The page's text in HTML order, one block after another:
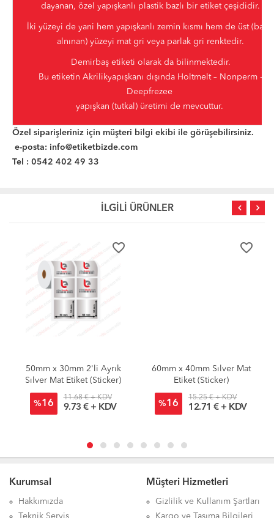
dayanan, özel yapışkanlı plastik bazlı bir etiket çeşididir.
İki yüzeyi de yani hem yapışkanlı zemin kısmı hem de üst (baskı
alnınan) yüzeyi mat gri veya parlak gri renktedir.
Demirbaş etiketi olarak da bilinmektedir.
Bu etiketin Akrilikyapışkanı dışında Holtmelt – Nonperm -
Deepfrezee
yapışkan (tutkal) üretimi de mevcuttur.
Özel siparişleriniz için müşteri bilgi ekibi ile görüşebilirsiniz.
e-posta: info@etiketbizde.com
Tel : 0542 402 49 33
İLGİLİ ÜRÜNLER
favorite_border
50mm x 30mm 2'li Ayrık
Sılver Mat Etiket (Sticker)
%16
11.68 € + KDV
9.73 € + KDV
favorite_border
60mm x 40mm Sılver Mat
Etiket (Sticker)
%16
15.25 € + KDV
12.71 € + KDV
Kurumsal
Hakkımızda
Teknik Servis
Müşteri Hizmetleri
Gizlilik ve Kullanım Şartları
Kargo ve Taşıma Bilgileri